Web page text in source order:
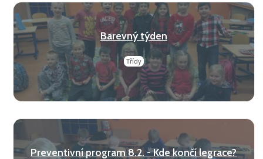
Barevný týden
Třídy
Preventivní program 8.2. - Kde končí legrace?